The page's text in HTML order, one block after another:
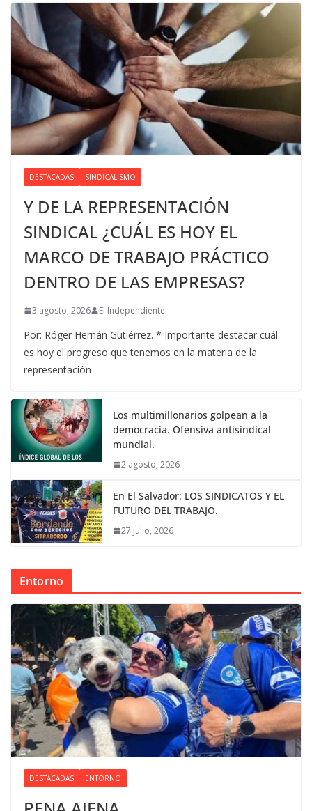
DESTACADAS SINDICALISMO
Y DE LA REPRESENTACIÓN
SINDICAL ¿CUÁL ES HOY EL
MARCO DE TRABAJO PRÁCTICO
DENTRO DE LAS EMPRESAS?
3 agosto, 2026 El Independiente
Por: Róger Hernán Gutiérrez. * Importante destacar cuál
es hoy el progreso que tenemos en la materia de la
representación
Los multimillonarios golpean a la
democracia. Ofensiva antisindical
mundial.
2 agosto, 2026
En El Salvador: LOS SINDICATOS Y EL
FUTURO DEL TRABAJO.
27 julio, 2026
Entorno
DESTACADAS ENTORNO